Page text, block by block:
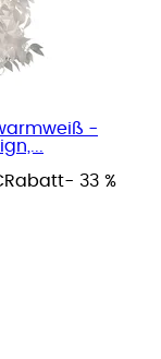
-
Rabatt- 33 %